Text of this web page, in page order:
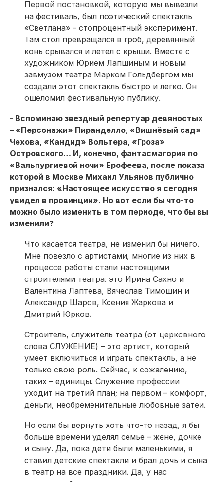
Первой постановкой, которую мы вывезли
на фестиваль, был поэтический спектакль
«Светлана» – стопроцентный эксперимент.
Там стол превращался в гроб, деревянный
конь срывался и летел с крыши. Вместе с
художником Юрием Лапшиным и новым
завмузом театра Марком Гольдбергом мы
создали этот спектакль быстро и легко. Он
ошеломил фестивальную публику.
- Вспоминаю звездный репертуар девяностых
– «Персонажи» Пиранделло, «Вишнёвый сад»
Чехова, «Кандид» Вольтера, «Гроза»
Островского… И, конечно, фантасмагория по
«Вальпургиевой ночи» Ерофеева, после показа
которой в Москве Михаил Ульянов публично
признался: «Настоящее искусство я сегодня
увидел в провинции». Но вот если бы что-то
можно было изменить в том периоде, что бы вы
изменили?
Что касается театра, не изменил бы ничего.
Мне повезло с артистами, многие из них в
процессе работы стали настоящими
строителями театра: это Ирина Сахно и
Валентина Лаптева, Вячеслав Тимошин и
Александр Шаров, Ксения Жаркова и
Дмитрий Юрков.
Строитель, служитель театра (от церковного
слова СЛУЖЕНИЕ) – это артист, который
умеет включиться и играть спектакль, а не
только свою роль. Сейчас, к сожалению,
таких – единицы. Служение профессии
уходит на третий план; на первом – комфорт,
деньги, необременительные любовные затеи.
Но если бы вернуть хоть что-то назад, я бы
больше времени уделял семье – жене, дочке
и сыну. Да, пока дети были маленькими, я
ставил детские спектакли и брал дочь и сына
в театр на все праздники. Да, у нас